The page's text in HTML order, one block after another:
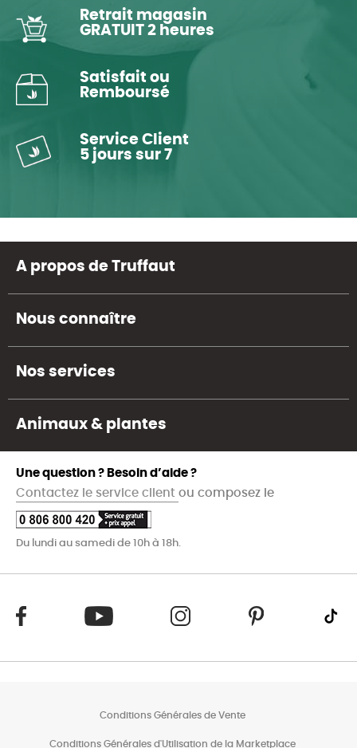
Retrait magasin
GRATUIT 2 heures
Satisfait ou
Remboursé
Service Client
5 jours sur 7
A propos de Truffaut
Nous connaître
Nos services
Animaux & plantes
Une question ? Besoin d’aide ?
Contactez le service client ou composez le
Du lundi au samedi de 10h à 18h.
Conditions Générales de Vente
Conditions Générales d'Utilisation de la Marketplace